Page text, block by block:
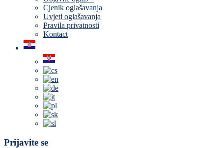
Cjenik oglašavanja
Uvjeti oglašavanja
Pravila privatnosti
Kontact
Prijavite se